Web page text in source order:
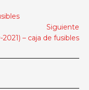
Siguiente
– caja de fusibles